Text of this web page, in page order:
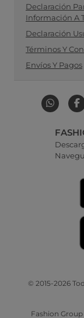
Declaración
Información A
Declaración
Términos Y
Envíos Y Pagos
© 2015-2026
Fashion